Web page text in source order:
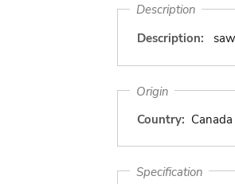
Description
Description:
Origin
Country: Canada
Specification